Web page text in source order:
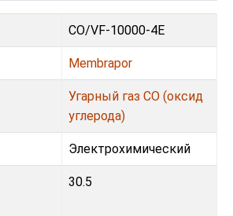
CO/VF-10000-4E
Membrapor
Угарный газ CO (оксид
углерода)
Электрохимический
30.5